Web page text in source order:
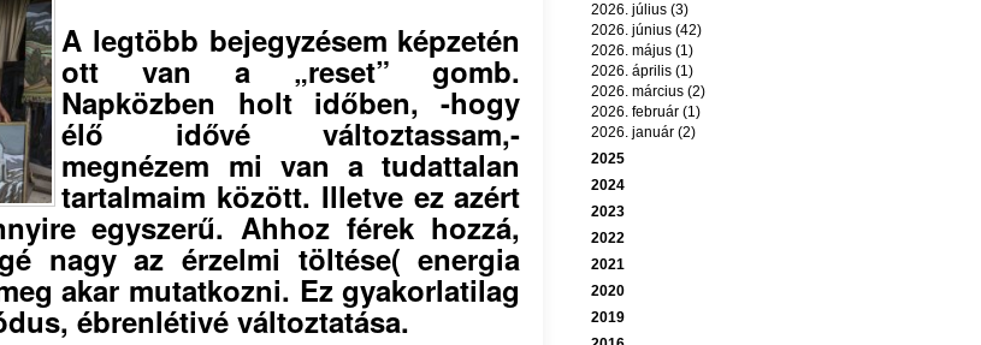
A legtöbb bejegyzésem képzetén
ott van a „reset” gomb.
Napközben holt időben, -hogy
élő idővé változtassam,-
megnézem mi van a tudattalan
tartalmaim között. Illetve ez azért
egyszerű. Ahhoz férek hozzá,
nagy az érzelmi töltése( energia
akar mutatkozni. Ez gyakorlatilag
ébrenlétivé változtatása.
2026. július (3)
2026. június (42)
2026. május (1)
2026. április (1)
2026. március (2)
2026. február (1)
2026. január (2)
2025
2024
2023
2022
2021
2020
2019